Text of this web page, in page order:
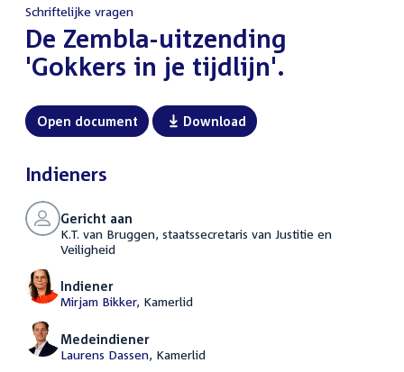
Schriftelijke vragen
:De Zembla-uitzending
'Gokkers in je tijdlijn'.
Open document Download
Indieners
Gericht aan
K.T. van Bruggen, staatssecretaris van Justitie en
Veiligheid
Indiener
Mirjam Bikker, Kamerlid
Medeindiener
Laurens Dassen, Kamerlid